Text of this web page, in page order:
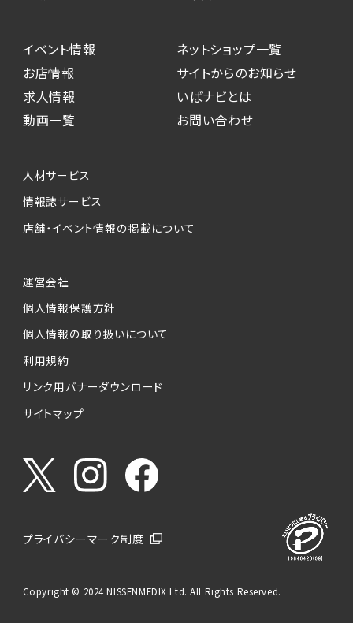
イベント情報
お店情報
求人情報
動画一覧
ネットショップ一覧
サイトからのお知らせ
いばナビとは
お問い合わせ
人材サービス
情報誌サービス
店舗・イベント情報の掲載について
運営会社
個人情報保護方針
個人情報の取り扱いについて
利用規約
リンク用バナーダウンロード
サイトマップ
プライバシーマーク制度
Copyright © 2024 NISSENMEDIX Ltd. All Rights Reserved.